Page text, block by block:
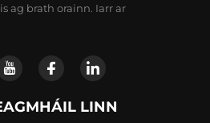
ag brath orainn. Iarr ar
LINN